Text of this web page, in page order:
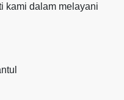
kami dalam melayani